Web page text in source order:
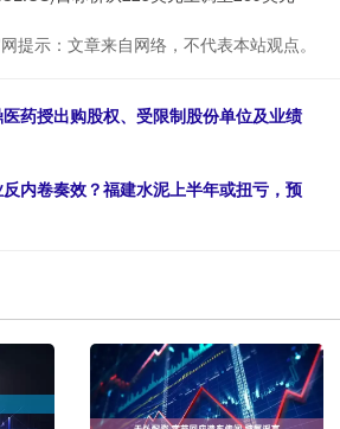
提示：文章来自网络，不代表本站观点。
药授出购股权、受限制股份单位及业绩
内卷奏效？福建水泥上半年或扭亏，预